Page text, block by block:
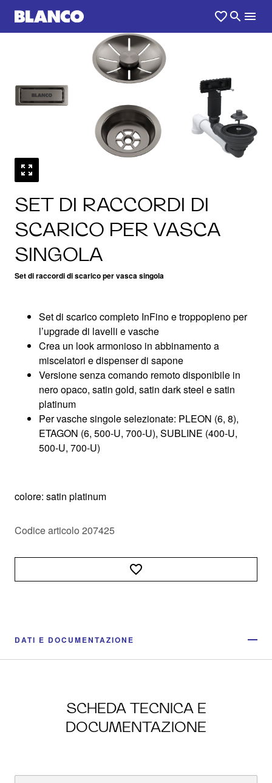
SET DI RACCORDI DI
SCARICO PER VASCA
SINGOLA
Set di raccordi di scarico per vasca singola
Set di scarico completo InFino e troppopieno per
l’upgrade di lavelli e vasche
Crea un look armonioso in abbinamento a
miscelatori e dispenser di sapone
Versione senza comando remoto disponibile in
nero opaco, satin gold, satin dark steel e satin
platinum
Per vasche singole selezionate: PLEON (6, 8)​,
ETAGON (6, 500-U, 700-U)​, SUBLINE (400-U,
500-U, 700-U)​
colore: satin platinum
Codice articolo 207425
DATI E DOCUMENTAZIONE
SCHEDA TECNICA E
DOCUMENTAZIONE